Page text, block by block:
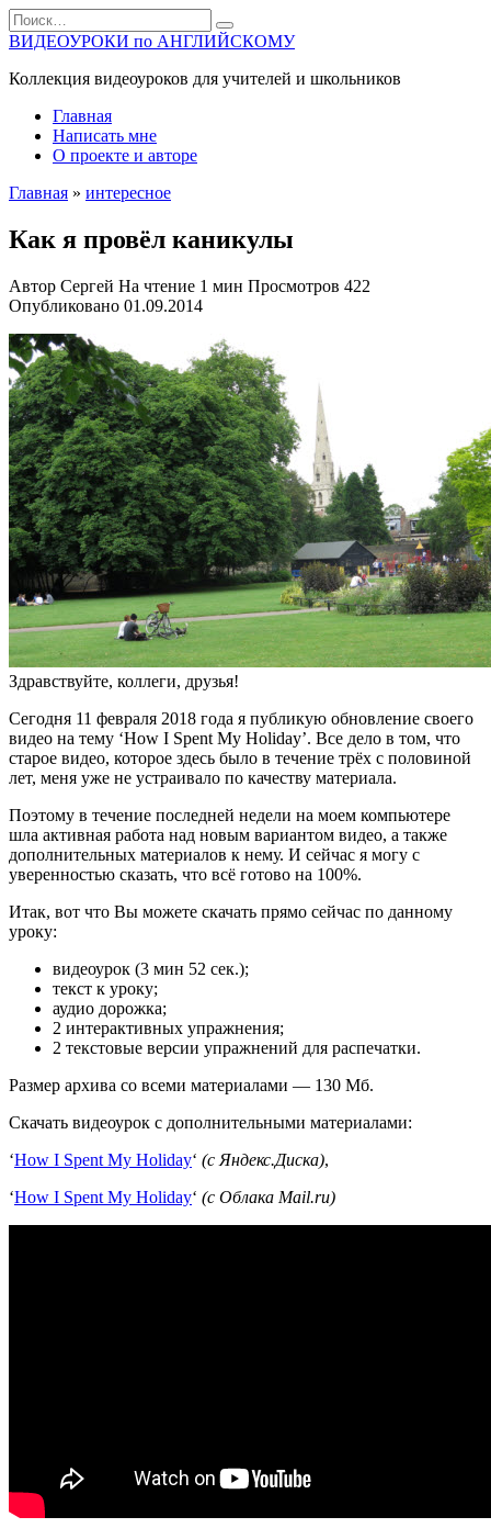
Перейти
к
содержанию
Search
for:
ВИДЕОУРОКИ по АНГЛИЙСКОМУ
Коллекция видеоуроков для учителей и школьников
Главная
Написать мне
О проекте и авторе
Главная » интересное
Как я провёл каникулы
Автор Сергей На чтение 1 мин Просмотров 422
Опубликовано 01.09.2014
Здравствуйте, коллеги, друзья!
Сегодня 11 февраля 2018 года я публикую обновление своего
видео на тему ‘How I Spent My Holiday’. Все дело в том, что
старое видео, которое здесь было в течение трёх с половиной
лет, меня уже не устраивало по качеству материала.
Поэтому в течение последней недели на моем компьютере
шла активная работа над новым вариантом видео, а также
дополнительных материалов к нему. И сейчас я могу с
уверенностью сказать, что всё готово на 100%.
Итак, вот что Вы можете скачать прямо сейчас по данному
уроку:
видеоурок (3 мин 52 сек.);
текст к уроку;
аудио дорожка;
2 интерактивных упражнения;
2 текстовые версии упражнений для распечатки.
Размер архива со всеми материалами — 130 Мб.
Скачать видеоурок с дополнительными материалами:
‘How I Spent My Holiday‘ (с Яндекс.Диска),
‘How I Spent My Holiday‘ (с Облака Mail.ru)